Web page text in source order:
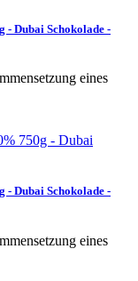
- Dubai Schokolade -
eines
- Dubai Schokolade -
eines